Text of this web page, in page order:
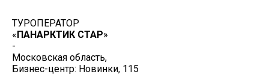
ТУРОПЕРАТОР
«ПАНАРКТИК СТАР»
-
Московская область,
Бизнес-центр: Новинки, 115